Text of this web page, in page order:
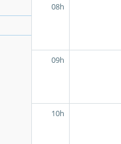
08h
09h
10h